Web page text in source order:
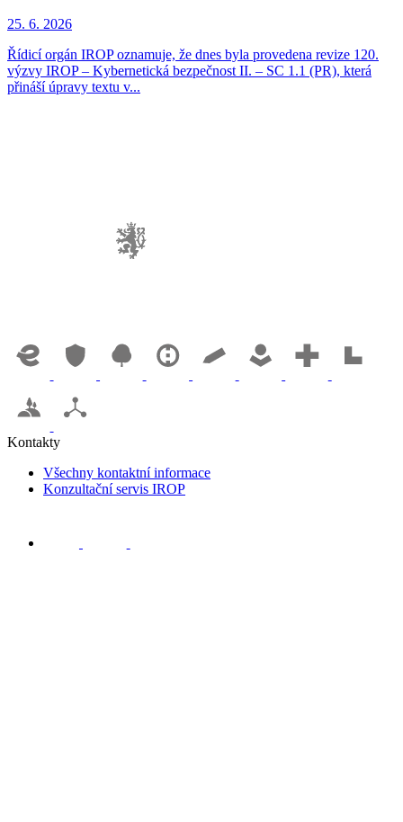
25. 6. 2026
Řídicí orgán IROP oznamuje, že dnes byla provedena revize 120.
výzvy IROP – Kybernetická bezpečnost II. – SC 1.1 (PR), která
přináší úpravy textu v...
Kontakty
Všechny kontaktní informace
Konzultační servis IROP